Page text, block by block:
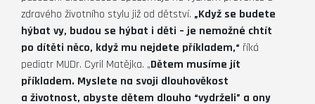
zdravého životního stylu již od dětství. „Když se budete
hýbat vy, budou se hýbat i děti – je nemožné chtít
po dítěti něco, když mu nejdete příkladem,“ říká
pediatr MUDr. Cyril Matějka. „Dětem musíme jít
příkladem. Myslete na svoji dlouhověkost
a životnost, abyste dětem dlouho “vydrželi” a ony